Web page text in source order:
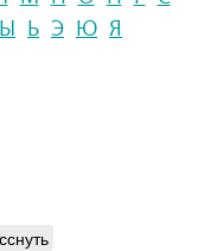
Ы Ь Э Ю Я